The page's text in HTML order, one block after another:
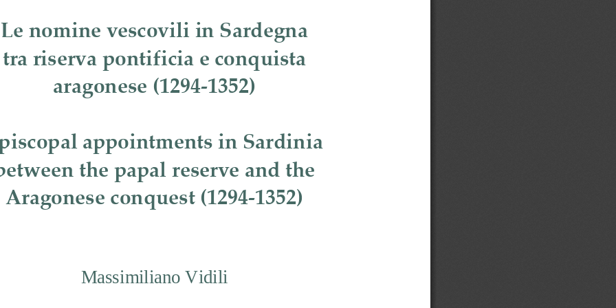
Le nomine vescovili in Sardegna
tra riserva pontificia e conquista
aragonese (1294-1352)
appointments in Sardinia
the papal reserve and the
Aragonese conquest (1294-1352)
Massimiliano Vidili